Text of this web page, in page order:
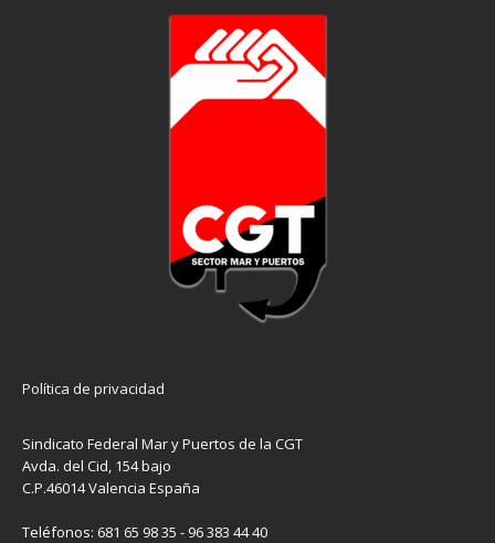
Política de privacidad
Sindicato Federal Mar y Puertos de la CGT
Avda. del Cid, 154 bajo
C.P.46014 Valencia España
Teléfonos: 681 65 98 35 - 96 383 44 40